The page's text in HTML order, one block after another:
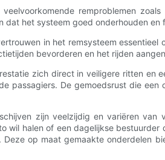
remproblemen
het systeem goed onderhouden
in het remsysteem
bevorderen en het rijden
zich direct in veiligere ritten
passagiers. De gemoedsrust die
zijn veelzijdig en variëren
wil halen of een dagelijkse
op maat gemaakte onderdelen